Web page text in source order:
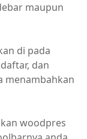
maupun
di pada
dan
menambahkan
woodpres